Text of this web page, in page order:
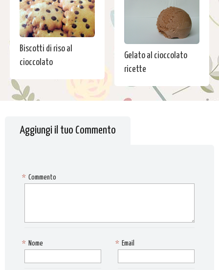
Biscotti di riso al
cioccolato
Gelato al cioccolato
ricette
Aggiungi il tuo Commento
Commento
*
Nome
* Email
*